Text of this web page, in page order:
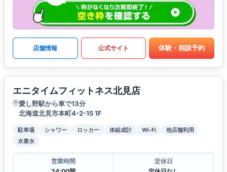
店舗情報 公式サイト 体験・相談予約
エニタイムフィットネス北見店
愛し野駅から車で13分
北海道北見市本町4-2-15 1F
駐車場 シャワー ロッカー 体組成計 Wi-Fi
他店舗利用
水素水
営業時間
定休日